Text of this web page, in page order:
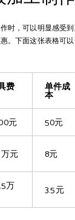
时，可以明显感受到
。下面这张表格可
费 单件成
本
元 50元
元 8元
万 3.5元